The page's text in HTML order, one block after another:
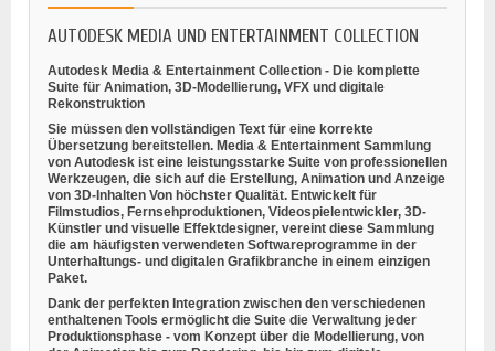
AUTODESK MEDIA UND ENTERTAINMENT COLLECTION
Autodesk Media & Entertainment Collection - Die komplette
Suite für Animation, 3D-Modellierung, VFX und digitale
Rekonstruktion
Sie müssen den vollständigen Text für eine korrekte
Übersetzung bereitstellen. Media & Entertainment Sammlung
von Autodesk ist eine leistungsstarke Suite von professionellen
Werkzeugen, die sich auf die Erstellung, Animation und Anzeige
von 3D-Inhalten Von höchster Qualität. Entwickelt für
Filmstudios, Fernsehproduktionen, Videospielentwickler, 3D-
Künstler und visuelle Effektdesigner, vereint diese Sammlung
die am häufigsten verwendeten Softwareprogramme in der
Unterhaltungs- und digitalen Grafikbranche in einem einzigen
Paket.
Dank der perfekten Integration zwischen den verschiedenen
enthaltenen Tools ermöglicht die Suite die Verwaltung jeder
Produktionsphase - vom Konzept über die Modellierung, von